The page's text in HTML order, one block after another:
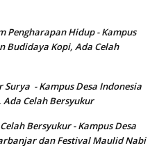
Pengharapan Hidup - Kampus
Budidaya Kopi, Ada Celah
- Kampus Desa Indonesia
Celah Bersyukur
Bersyukur - Kampus Desa
dan Festival Maulid Nabi